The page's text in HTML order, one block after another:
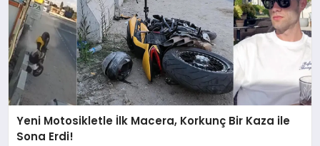
Yeni Motosikletle İlk Macera, Korkunç Bir Kaza ile
Sona Erdi!